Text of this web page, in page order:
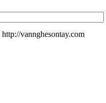
http://vannghesontay.com